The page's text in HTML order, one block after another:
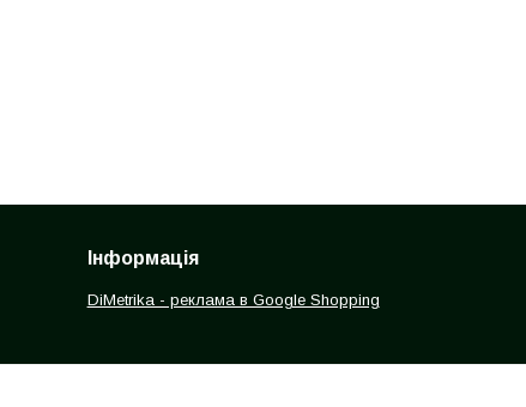
Інформація
DiMetrika - реклама в Google Shopping